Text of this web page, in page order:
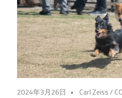
2024年3月26日 Carl Zeiss/